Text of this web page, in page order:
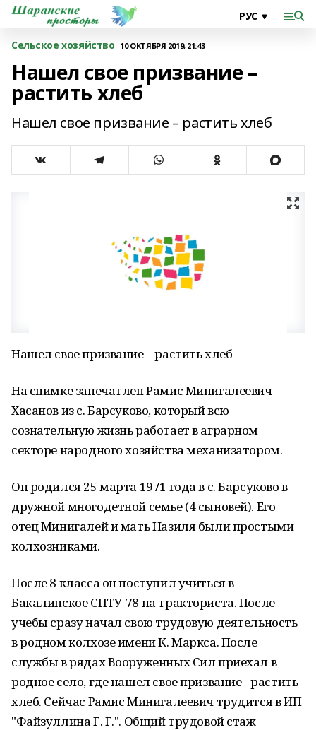
Сельское хозяйство 10 ОКТЯБРЯ 2019, 21:43
Нашел свое призвание –
растить хлеб
Нашел свое призвание – растить хлеб
Нашел свое призвание – растить хлеб
На снимке запечатлен Рамис Минигалеевич
Хасанов из с. Барсуково, который всю
сознательную жизнь работает в аграрном
секторе народного хозяйства механизатором.
Он родился 25 марта 1971 года в с. Барсуково в
дружной многодетной семье (4 сыновей). Его
отец Минигалей и мать Назиля были простыми
колхозниками.
После 8 класса он поступил учиться в
Бакалинское СПТУ-78 на тракториста. После
учебы сразу начал свою трудовую деятельность
в родном колхозе имени К. Маркса. После
службы в рядах Вооруженных Сил приехал в
родное село, где нашел свое призвание - растить
хлеб. Сейчас Рамис Минигалеевич трудится в ИП
"Файзуллина Г. Г.". Общий трудовой стаж